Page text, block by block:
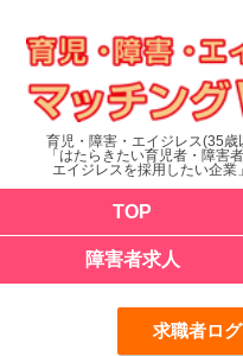
育児・障害・エイジレス(35
「はたらきたい育児者・障害
エイジレスを採用したい企業
TOP
障害者求人
求職者ロ